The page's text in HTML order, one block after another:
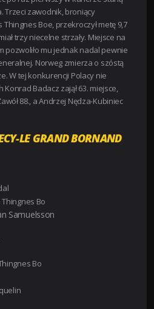
Trzeci zawodnik, broniący
Thingnes Boe, przekroczył metę 9,7
trzy niecelne strzały. Miejsce na
pozwoliło mu jednak nadal pewnie
Norweg zmierza o szóstą
W tej konkurencji Polacy nie
Badacz zajął 63. miejsce,
88., a Andrzej Nędza-Kubiniec
LE GRAND BORNAND
Bo
Samuelsson
Bo